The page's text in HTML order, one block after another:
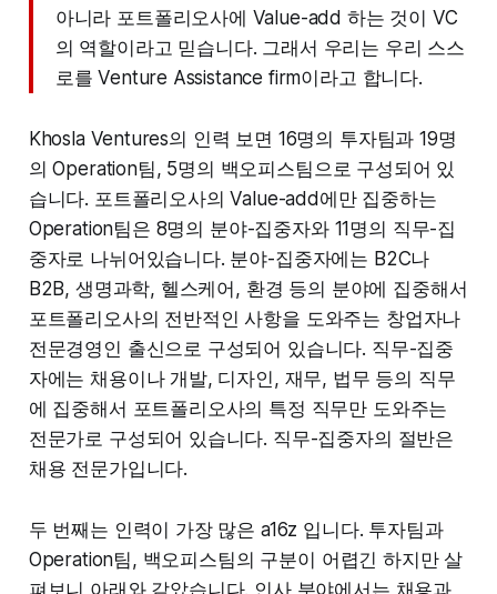
아니라 포트폴리오사에 Value-add 하는 것이 VC
의 역할이라고 믿습니다. 그래서 우리는 우리 스스
로를 Venture Assistance firm이라고 합니다.
Khosla Ventures의 인력 보면 16명의 투자팀과 19명
의 Operation팀, 5명의 백오피스팀으로 구성되어 있
습니다. 포트폴리오사의 Value-add에만 집중하는
Operation팀은 8명의 분야-집중자와 11명의 직무-집
중자로 나뉘어있습니다. 분야-집중자에는 B2C나
B2B, 생명과학, 헬스케어, 환경 등의 분야에 집중해서
포트폴리오사의 전반적인 사항을 도와주는 창업자나
전문경영인 출신으로 구성되어 있습니다. 직무-집중
자에는 채용이나 개발, 디자인, 재무, 법무 등의 직무
에 집중해서 포트폴리오사의 특정 직무만 도와주는
전문가로 구성되어 있습니다. 직무-집중자의 절반은
채용 전문가입니다.
두 번째는 인력이 가장 많은 a16z 입니다. 투자팀과
Operation팀, 백오피스팀의 구분이 어렵긴 하지만 살
펴보니 아래와 같았습니다. 인사 분야에서는 채용과